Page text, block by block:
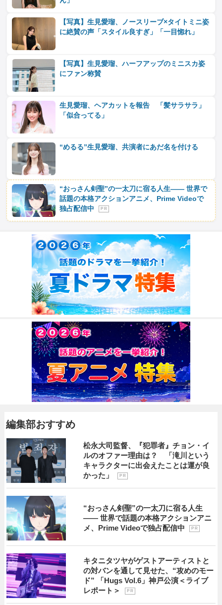
【写真】生見愛瑠、ノースリーブ×タイトミニ姿
に絶賛の声「スタイル良すぎ」「一目惚れ」
【写真】生見愛瑠、ハーフアップのミニスカ姿
にファン称賛
生見愛瑠、ヘアカットを報告 「髪サラサラ」
「似合ってる」
“めるる”生見愛瑠、共演者にあだ名を付ける
“おっさん剣聖”の一太刀に宿る人生―― 世界で
話題の本格アクションアニメ、Prime Videoで
独占配信中
P R
編集部おすすめ
松永大司監督、『犯罪者』チョン・イ
ルのオファー理由は？ 「滝川という
キャラクターに出会えたことは運が良
かった」
P R
“おっさん剣聖”の一太刀に宿る人生
―― 世界で話題の本格アクションアニ
メ、Prime Videoで独占配信中
P R
キタニタツヤがゲストアーティストと
の対バンを通して見せた、“攻めのモー
ド” 「Hugs Vol.6」神戸公演＜ライブ
レポート＞
P R